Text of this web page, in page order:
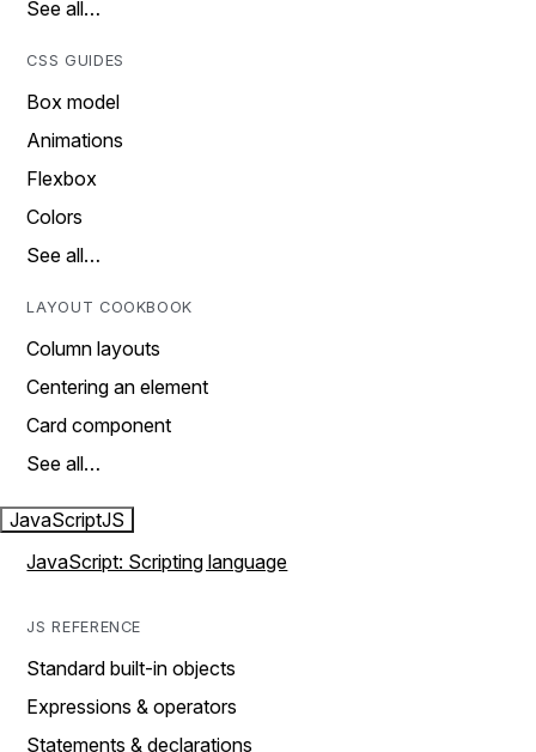
See all…
CSS GUIDES
Box model
Animations
Flexbox
Colors
See all…
LAYOUT COOKBOOK
Column layouts
Centering an element
Card component
See all…
JavaScriptJS
JavaScript: Scripting language
JS REFERENCE
Standard built-in objects
Expressions & operators
Statements & declarations